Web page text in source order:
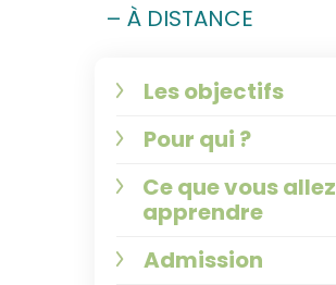
– À DISTANCE
Les objectifs
Pour qui ?
Ce que vous allez
apprendre
Admission